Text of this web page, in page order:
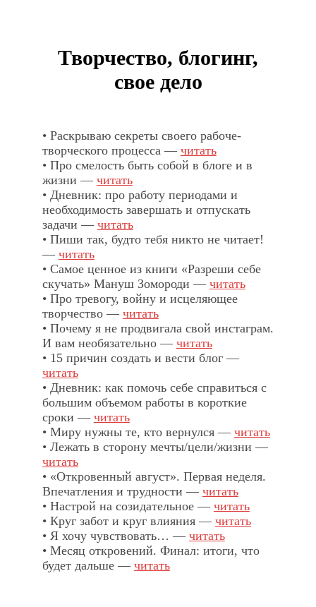
Творчество, блогинг,
свое дело
• Раскрываю секреты своего рабоче-
творческого процесса — читать
• Про смелость быть собой в блоге и в
жизни — читать
• Дневник: про работу периодами и
необходимость завершать и отпускать
задачи — читать
• Пиши так, будто тебя никто не читает!
— читать
• Самое ценное из книги «Разреши себе
скучать» Мануш Зомороди — читать
• Про тревогу, войну и исцеляющее
творчество — читать
• Почему я не продвигала свой инстаграм.
И вам необязательно — читать
• 15 причин создать и вести блог —
читать
• Дневник: как помочь себе справиться с
большим объемом работы в короткие
сроки — читать
• Миру нужны те, кто вернулся — читать
• Лежать в сторону мечты/цели/жизни —
читать
• «Откровенный август». Первая неделя.
Впечатления и трудности — читать
• Настрой на созидательное — читать
• Круг забот и круг влияния — читать
• Я хочу чувствовать… — читать
• Месяц откровений. Финал: итоги, что
будет дальше — читать